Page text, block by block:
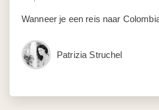
Wanneer je een reis naar
Patrizia Struchel